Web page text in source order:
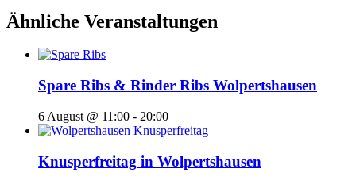
Ähnliche Veranstaltungen
Spare Ribs & Rinder Ribs Wolpertshausen
6 August @ 11:00 - 20:00
Knusperfreitag in Wolpertshausen